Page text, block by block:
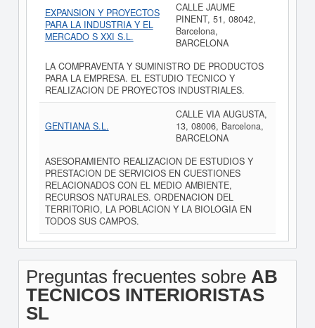
EXPANSION Y PROYECTOS
PARA LA INDUSTRIA Y EL
MERCADO S XXI S.L.
CALLE JAUME
PINENT, 51, 08042,
Barcelona,
BARCELONA
LA COMPRAVENTA Y SUMINISTRO DE PRODUCTOS
PARA LA EMPRESA. EL ESTUDIO TECNICO Y
REALIZACION DE PROYECTOS INDUSTRIALES.
GENTIANA S.L.
CALLE VIA AUGUSTA,
13, 08006, Barcelona,
BARCELONA
ASESORAMIENTO REALIZACION DE ESTUDIOS Y
PRESTACION DE SERVICIOS EN CUESTIONES
RELACIONADOS CON EL MEDIO AMBIENTE,
RECURSOS NATURALES. ORDENACION DEL
TERRITORIO, LA POBLACION Y LA BIOLOGIA EN
TODOS SUS CAMPOS.
Preguntas frecuentes sobre AB
TECNICOS INTERIORISTAS
SL